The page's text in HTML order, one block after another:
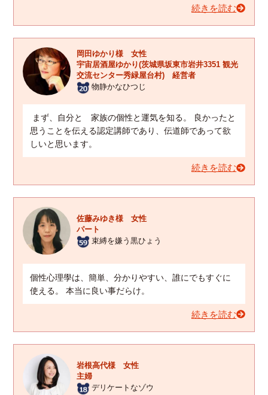
続きを読む
岡田ゆかり様 女性
宇宙居酒屋ゆかり(茨城県坂東市岩井3351 観光
交流センター秀緑屋台村) 経営者
物静かなひつじ
まず、自分と 家族の個性と運気を知る。 良かったと
思うことを伝える認定講師であり、伝道師であって欲
しいと思います。
続きを読む
佐藤みゆき様 女性
パート
束縛を嫌う黒ひょう
個性心理學は、簡単、分かりやすい、誰にでもすぐに
使える。 本当に良い事だらけ。
続きを読む
岩根高代様 女性
主婦
デリケートなゾウ